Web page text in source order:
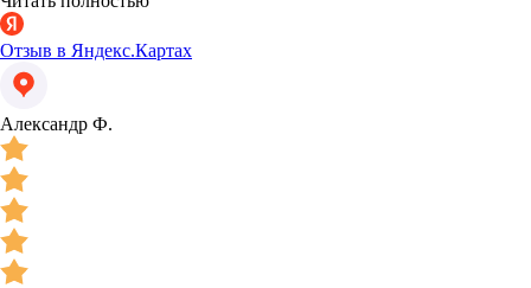
Отзыв в Яндекс.Картах
Александр Ф.